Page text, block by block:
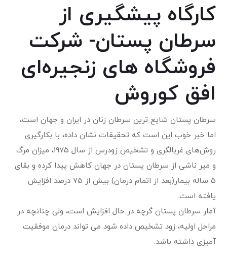
کارگاه پیشگیری از
سرطان پستان- شرکت
فروشگاه های زنجیره‌ای
افق کوروش
سرطان پستان شایع ترین سرطان زنان در ایران و جهان است،
اما خبر خوب این است که تحقیقات نشان داده، با بکارگیری
روش‌های غربالگری و تشخیص زودرس از سال ۱۹۷۵، میزان مر‌گ
و میر ناشی از سرطان پستان در جهان کاهش پیدا کرده و بقای
۵ ساله بیمار(بعد از اتمام درمان) بیش از ۷۵ درصد افزایش
یافته است.
آمار سرطان پستان گرچه در حال افزایش است، ولی چنانچه در
مراحل اولیه، زود تشخیص داده شود می تواند درمان موفقیت
آمیزی داشته باشد.